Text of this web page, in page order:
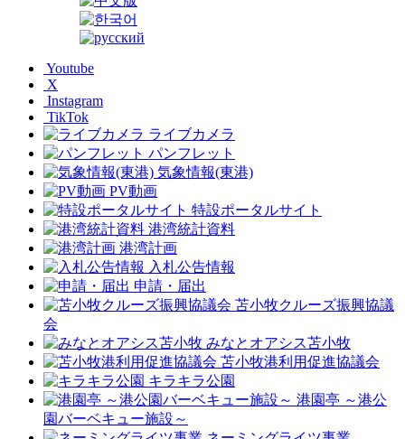
Youtube
X
Instagram
TikTok
ライブカメラ
パンフレット
気象情報(東港)
PV動画
特設ポータルサイト
港湾統計資料
港湾計画
入札公告情報
申請・届出
苫小牧クルーズ振興協議
会
みなとオアシス苫小牧
苫小牧港利用促進協議会
キラキラ公園
港園亭 ～港公
園バーベキュー施設～